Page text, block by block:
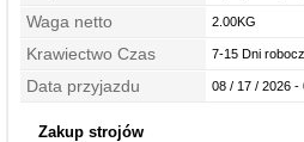
Waga netto 2.00KG
Krawiectwo Czas 7-15 Dni
Data przyjazdu 08 / 17 / 2026 -
Zakup strojów